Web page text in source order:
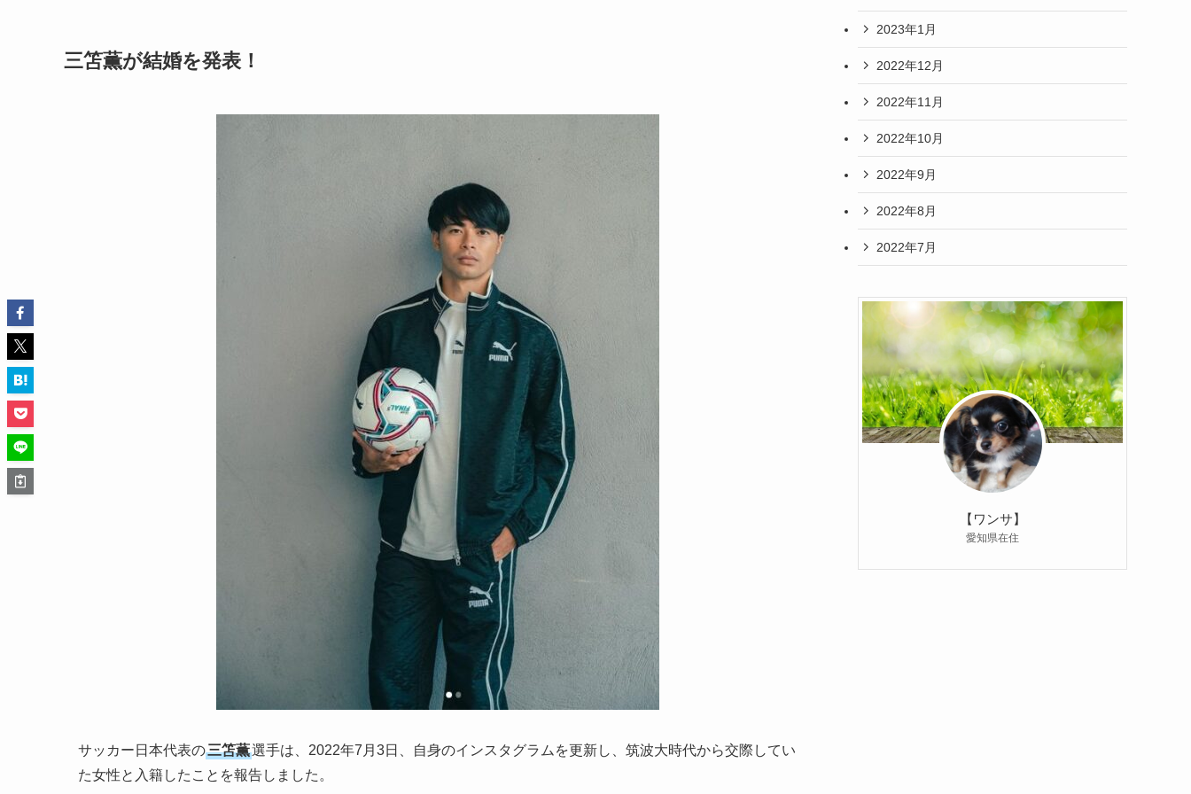
三笘薫が結婚を発表！
サッカー日本代表の三笘薫選手は、2022年7月3日、自身のインスタグラムを更新し、筑波大時代から交際してい
た女性と入籍したことを報告しました。
2023年1月
2022年12月
2022年11月
2022年10月
2022年9月
2022年8月
2022年7月
【ワンサ】
愛知県在住